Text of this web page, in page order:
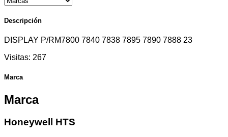
Descripción
DISPLAY P/RM7800 7840 7838 7895 7890 7888 23
Visitas: 267
Marca
Marca
Honeywell HTS